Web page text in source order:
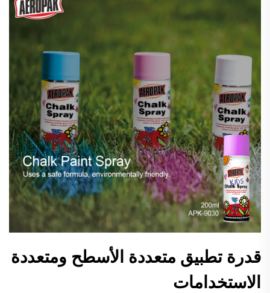
قدرة تطبيق متعددة الأسطح ومتعددة
الاستخدامات